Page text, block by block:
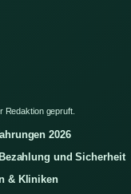
Redaktion gepruft.
2026
und Sicherheit
& Kliniken